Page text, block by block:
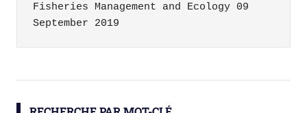
Fisheries Management and Ecology 09
September 2019